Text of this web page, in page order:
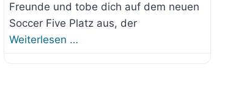
Freunde und tobe dich auf dem neuen
Soccer Five Platz aus, der
Weiterlesen …